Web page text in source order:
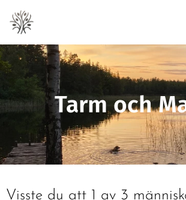
Tarm och
Visste du att 1 av 3